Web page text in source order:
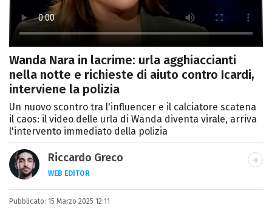
Wanda Nara in lacrime: urla agghiaccianti
nella notte e richieste di aiuto contro Icardi,
interviene la polizia
Un nuovo scontro tra l'influencer e il calciatore scatena
il caos: il video delle urla di Wanda diventa virale, arriva
l'intervento immediato della polizia
Riccardo Greco
WEB EDITOR
LINKEDIN
Si avvicina all'editoria studiando all'IED
Pubblicato: 15 Marzo 2025 12:11